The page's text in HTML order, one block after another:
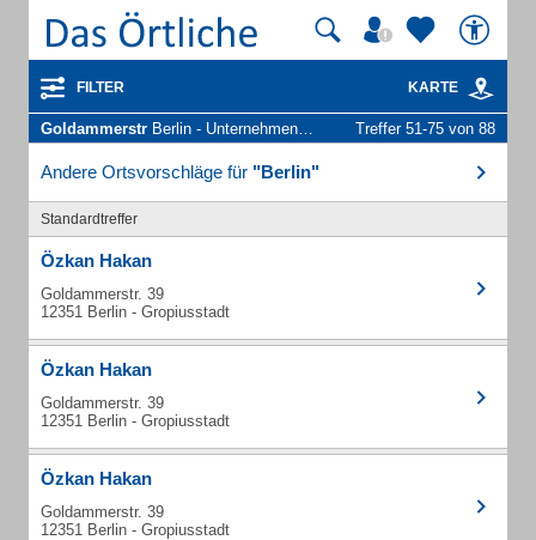
FILTER KARTE
Goldammerstr Berlin - Unternehmen und Personen Treffer 51-75 von 88
Andere Ortsvorschläge für "Berlin"
Standardtreffer
Özkan Hakan
Goldammerstr. 39
12351 Berlin - Gropiusstadt
Özkan Hakan
Goldammerstr. 39
12351 Berlin - Gropiusstadt
Özkan Hakan
Goldammerstr. 39
12351 Berlin - Gropiusstadt